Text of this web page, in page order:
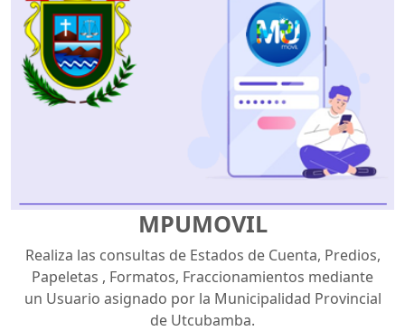
MPUMOVIL
Realiza las consultas de Estados de Cuenta, Predios,
Papeletas , Formatos, Fraccionamientos mediante
un Usuario asignado por la Municipalidad Provincial
de Utcubamba.